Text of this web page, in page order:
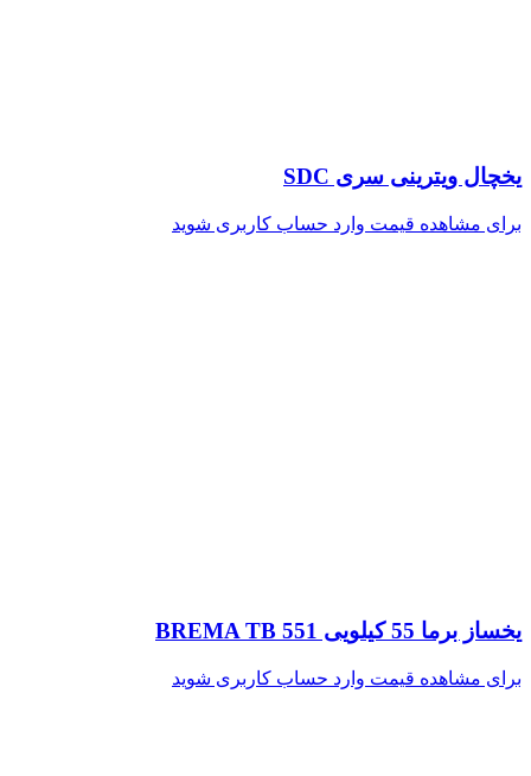
یخچال ویترینی سری SDC
برای مشاهده قیمت وارد حساب کاربری شوید
یخساز برما 55 کیلویی BREMA TB 551
برای مشاهده قیمت وارد حساب کاربری شوید